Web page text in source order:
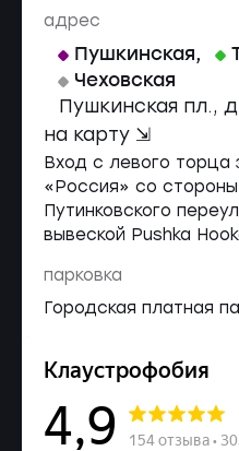
адрес
Пушкинская,
Чеховская
Пушкинская пл.,
на карту ⇲
Вход с левого торца
«Россия» со
Путинковского
вывеской Pushka
парковка
Городская платная